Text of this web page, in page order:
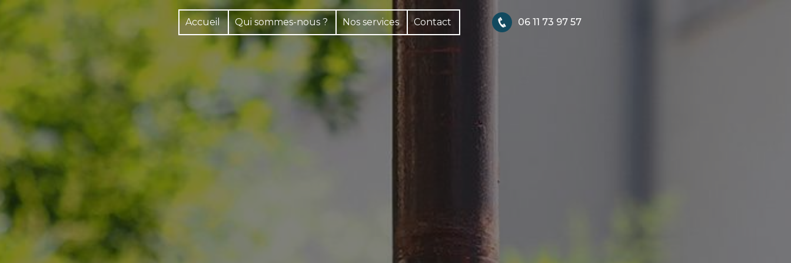
Accueil Qui sommes-nous ? Nos services Contact 06 11 73 97 57